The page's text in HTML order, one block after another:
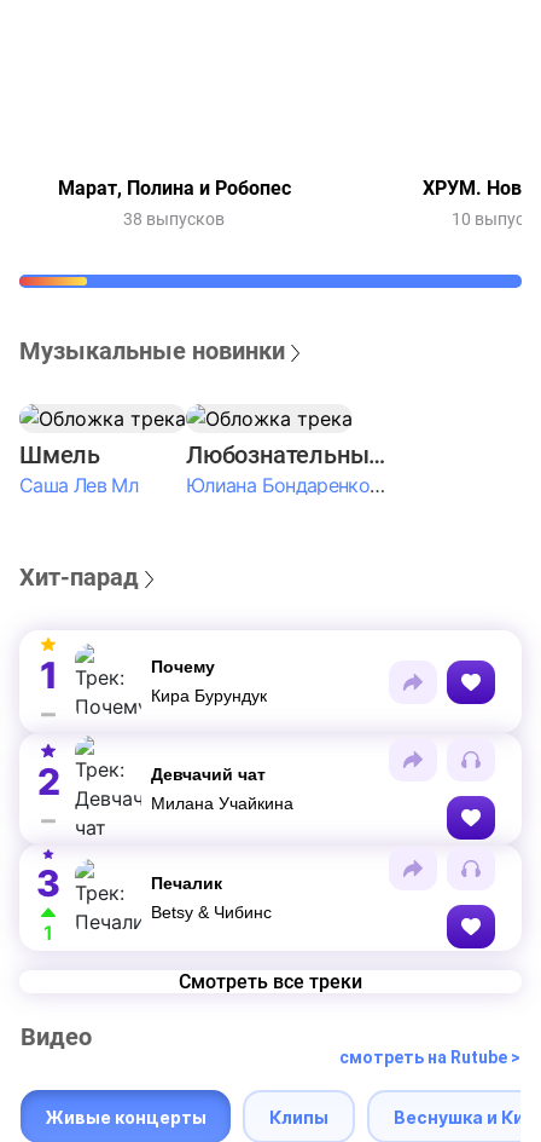
Марат, Полина и Робопес
38 выпусков
ХРУМ.
10
Музыкальные новинки
Шмель
Саша Лев Мл
Любознательные Дети
Юлиана Бондаренко & Амелия Колпакова & Егор Егоров & Валерия Шевченко & Ксюша Косичкина
Хит-парад
1
Почему
Кира Бурундук
2
Девчачий чат
Милана Учайкина
3
1
Печалик
Betsy & Чибинс
Смотреть все треки
Видео
смотреть на Rutube >
Живые концерты Клипы Веснушка и